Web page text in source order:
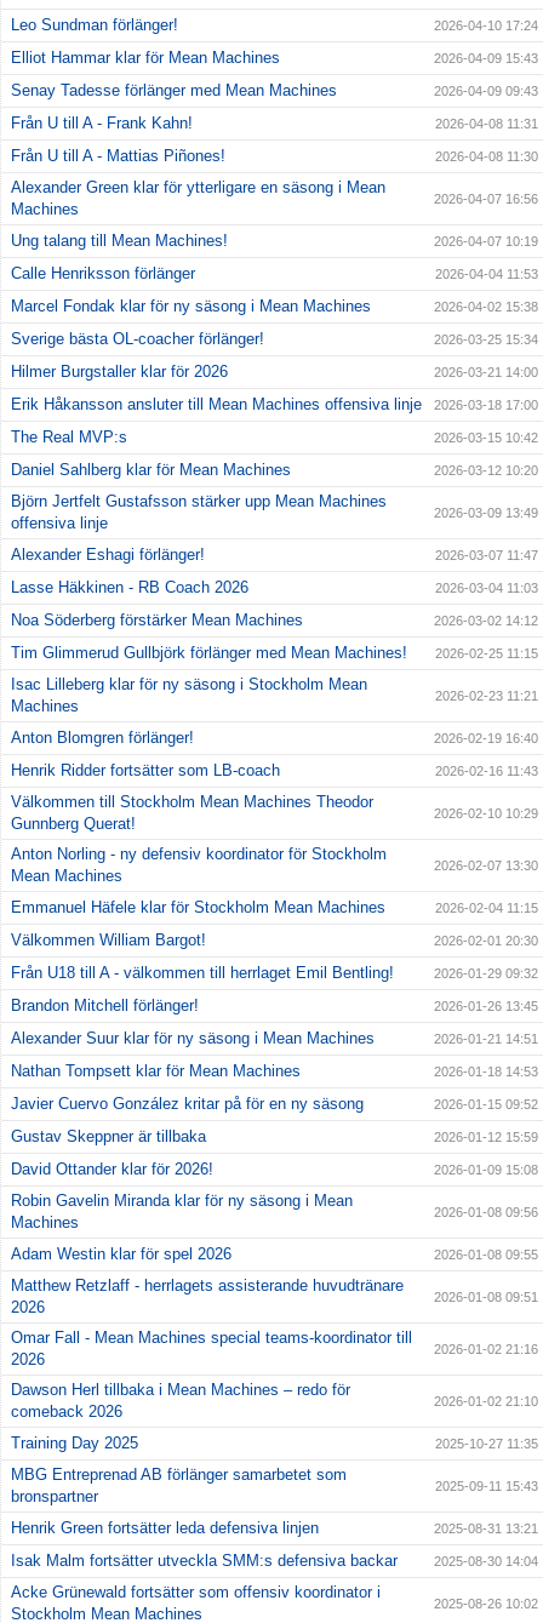
Leo Sundman förlänger! 2026-04-10 17:24
Elliot Hammar klar för Mean Machines 2026-04-09 15:43
Senay Tadesse förlänger med Mean Machines 2026-04-09 09:43
Från U till A - Frank Kahn! 2026-04-08 11:31
Från U till A - Mattias Piñones! 2026-04-08 11:30
Alexander Green klar för ytterligare en säsong i Mean
Machines
2026-04-07 16:56
Ung talang till Mean Machines! 2026-04-07 10:19
Calle Henriksson förlänger 2026-04-04 11:53
Marcel Fondak klar för ny säsong i Mean Machines 2026-04-02 15:38
Sverige bästa OL-coacher förlänger! 2026-03-25 15:34
Hilmer Burgstaller klar för 2026 2026-03-21 14:00
Erik Håkansson ansluter till Mean Machines offensiva linje 2026-03-18 17:00
The Real MVP:s 2026-03-15 10:42
Daniel Sahlberg klar för Mean Machines 2026-03-12 10:20
Björn Jertfelt Gustafsson stärker upp Mean Machines
offensiva linje
2026-03-09 13:49
Alexander Eshagi förlänger! 2026-03-07 11:47
Lasse Häkkinen - RB Coach 2026 2026-03-04 11:03
Noa Söderberg förstärker Mean Machines 2026-03-02 14:12
Tim Glimmerud Gullbjörk förlänger med Mean Machines! 2026-02-25 11:15
Isac Lilleberg klar för ny säsong i Stockholm Mean
Machines
2026-02-23 11:21
Anton Blomgren förlänger! 2026-02-19 16:40
Henrik Ridder fortsätter som LB-coach 2026-02-16 11:43
Välkommen till Stockholm Mean Machines Theodor
Gunnberg Querat!
2026-02-10 10:29
Anton Norling - ny defensiv koordinator för Stockholm
Mean Machines
2026-02-07 13:30
Emmanuel Häfele klar för Stockholm Mean Machines 2026-02-04 11:15
Välkommen William Bargot! 2026-02-01 20:30
Från U18 till A - välkommen till herrlaget Emil Bentling! 2026-01-29 09:32
Brandon Mitchell förlänger! 2026-01-26 13:45
Alexander Suur klar för ny säsong i Mean Machines 2026-01-21 14:51
Nathan Tompsett klar för Mean Machines 2026-01-18 14:53
Javier Cuervo González kritar på för en ny säsong 2026-01-15 09:52
Gustav Skeppner är tillbaka 2026-01-12 15:59
David Ottander klar för 2026! 2026-01-09 15:08
Robin Gavelin Miranda klar för ny säsong i Mean
Machines
2026-01-08 09:56
Adam Westin klar för spel 2026 2026-01-08 09:55
Matthew Retzlaff - herrlagets assisterande huvudtränare
2026
2026-01-08 09:51
Omar Fall - Mean Machines special teams-koordinator till
2026
2026-01-02 21:16
Dawson Herl tillbaka i Mean Machines – redo för
comeback 2026
2026-01-02 21:10
Training Day 2025 2025-10-27 11:35
MBG Entreprenad AB förlänger samarbetet som
bronspartner
2025-09-11 15:43
Henrik Green fortsätter leda defensiva linjen 2025-08-31 13:21
Isak Malm fortsätter utveckla SMM:s defensiva backar 2025-08-30 14:04
Acke Grünewald fortsätter som offensiv koordinator i
Stockholm Mean Machines
2025-08-26 10:02